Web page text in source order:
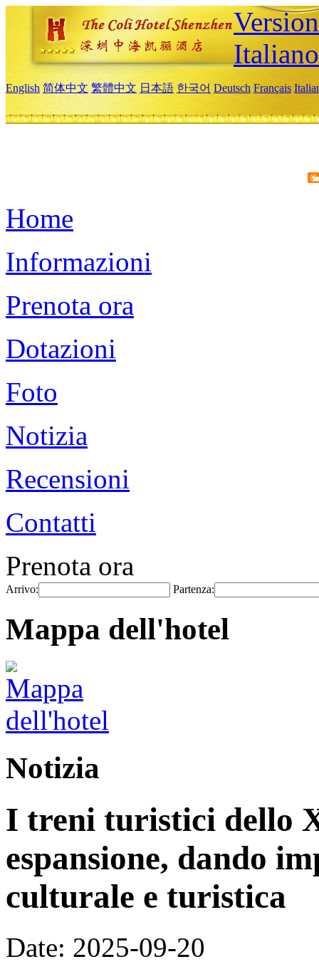
Italiano
English 简体中文 繁體中文 日本語 한국어 Deutsch Français
Home
Informazioni
Prenota ora
Dotazioni
Foto
Notizia
Recensioni
Contatti
Prenota ora
Arrivo: Partenza:
Mappa dell'hotel
Notizia
I treni turistici dello
espansione, dando
culturale e turistica
Date: 2025-09-20